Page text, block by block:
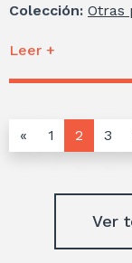
Colección: Otras
Leer +
« 1 2 3
Ver